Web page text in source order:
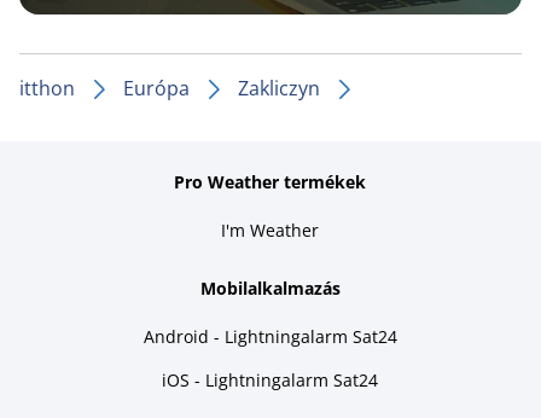
itthon Európa Zakliczyn
Pro Weather termékek
I'm Weather
Mobilalkalmazás
Android - Lightningalarm Sat24
iOS - Lightningalarm Sat24